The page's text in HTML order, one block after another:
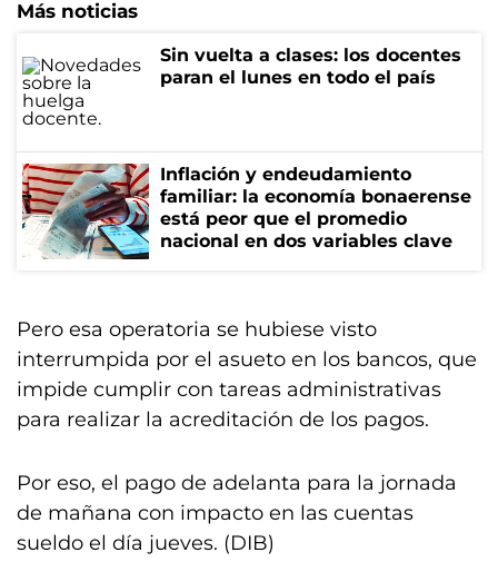
Más noticias
Sin vuelta a clases: los docentes
paran el lunes en todo el país
Inflación y endeudamiento
familiar: la economía bonaerense
está peor que el promedio
nacional en dos variables clave
Pero esa operatoria se hubiese visto
interrumpida por el asueto en los bancos, que
impide cumplir con tareas administrativas
para realizar la acreditación de los pagos.
Por eso, el pago de adelanta para la jornada
de mañana con impacto en las cuentas
sueldo el día jueves. (DIB)